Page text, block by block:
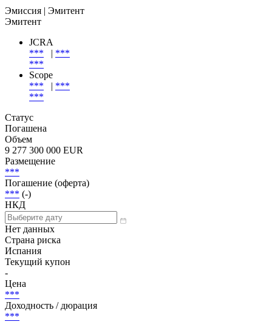
Эмиссия | Эмитент
Эмитент
JCRA
***
| ***
***
Scope
***
| ***
***
Статус
Погашена
Объем
9 277 300 000 EUR
Размещение
***
Погашение (оферта)
*** (-)
НКД
Нет данных
Страна риска
Испания
Текущий купон
-
Цена
***
Доходность / дюрация
***